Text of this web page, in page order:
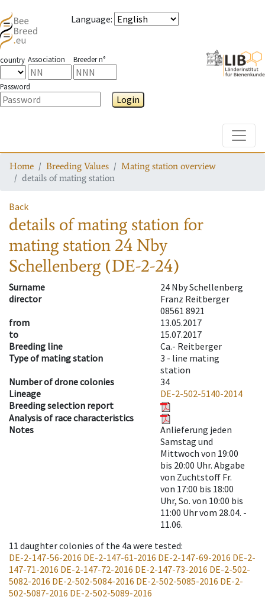
Language:
country Association Breeder n°
Password
Login
Home Breeding Values
Mating station overview
details of mating station
Back
details of mating stationfor
mating station 24 Nby
Schellenberg (DE-2-24)
Surname
24 Nby Schellenberg
director
Franz Reitberger
08561 8921
from
13.05.2017
to
15.07.2017
Breeding line
Ca.- Reitberger
Type of mating station
3 - line mating
station
Number of drone colonies
34
Lineage
DE-2-502-5140-2014
Breeding selection report
Analysis of race characteristics
Notes
Anlieferung jeden
Samstag und
Mittwoch von 19:00
bis 20:00 Uhr. Abgabe
von Zuchtstoff Fr.
von 17:00 bis 18:00
Uhr, So. von 10:00 bis
11:00 Uhr vom 28.04. -
11.06.
11 daughter colonies of the 4a were tested:
DE-2-147-56-2016 DE-2-147-61-2016 DE-2-147-69-2016 DE-2-
147-71-2016 DE-2-147-72-2016 DE-2-147-73-2016 DE-2-502-
5082-2016 DE-2-502-5084-2016 DE-2-502-5085-2016 DE-2-
502-5087-2016 DE-2-502-5089-2016